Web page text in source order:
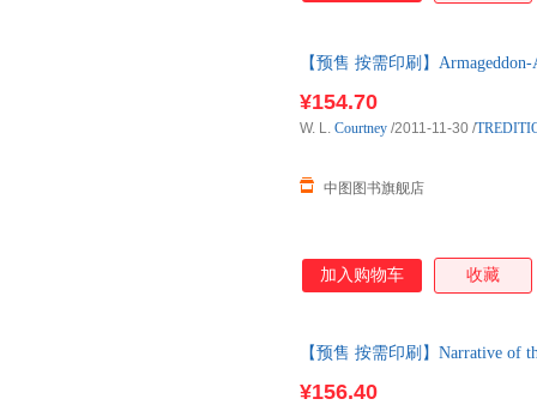
【预售 按需印刷】
¥154.70
中图图书旗舰店
W. L. Courtney /2011-11-30 /
加入购物车 收藏
【预售 按需印刷】Narrative of
¥156.40